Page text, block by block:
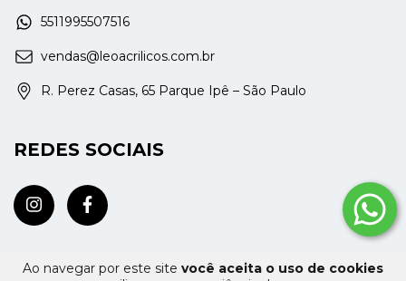
Ao navegar por este site você aceita o uso de cookies
5511995507516
vendas@leoacrilicos.com.br
R. Perez Casas, 65 Parque Ipê – São Paulo
REDES SOCIAIS